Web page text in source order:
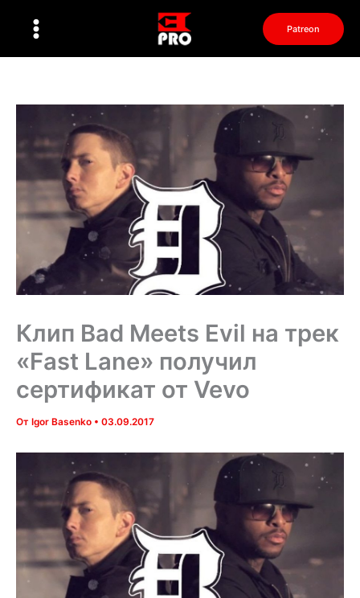
Patreon
Клип Bad Meets Evil на трек
«Fast Lane» получил
сертификат от Vevo
От Igor Basenko • 03.09.2017